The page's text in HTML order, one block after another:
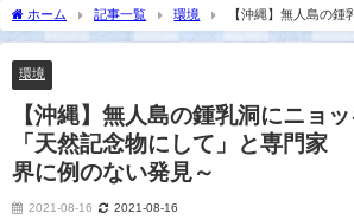
ホーム 記事一覧 環境
【沖縄】無人島の鍾
「天然記念物にして」と専門家 ～辺野古沖で世界に例の
環境
【沖縄】無人島の鍾乳洞にニョ
「天然記念物にして」と専門家
界に例のない発見～
2021-08-16 2021-08-16